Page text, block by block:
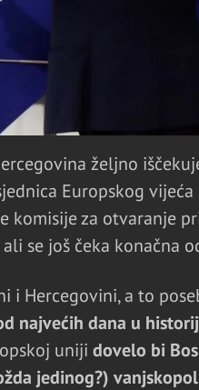
željno
Europskog
komisije za otvaranje
se još čeka konačna
i Hercegovini, a to
najvećih dana u
uniji dovelo bi
jedinog?)